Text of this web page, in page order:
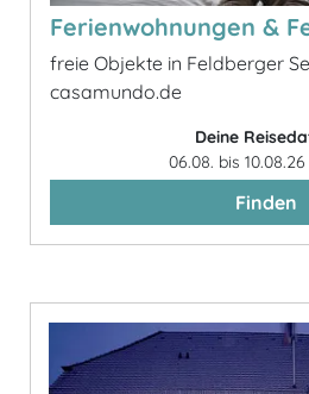
Ferienwohnungen &
freie Objekte in Feldberger
casamundo.de
Deine
06.08. bis 10.08.26
Finden